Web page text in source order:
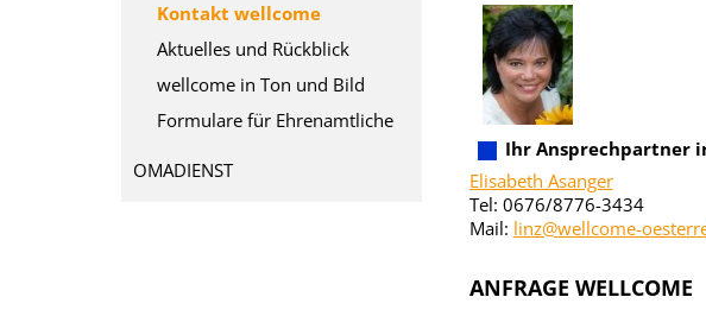
Ihr Ansprechpartner
Elisabeth Asanger
Tel: 0676/8776-3434
Mail: linz@wellcome-
ANFRAGE WELLCOME
Kontakt wellcome
Aktuelles und Rückblick
wellcome in Ton und Bild
Formulare für Ehrenamtliche
OMADIENST